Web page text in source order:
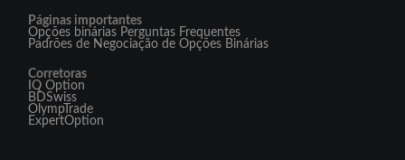
Páginas importantes
Opções binárias Perguntas Frequentes
Padrões de Negociação de Opções Binárias
Corretoras
IQ Option
BDSwiss
OlympTrade
ExpertOption